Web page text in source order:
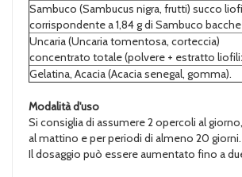
Sambuco (Sambucus nigra, frutti) succo
corrispondente a 1,84 g di Sambuco
Uncaria (Uncaria tomentosa, corteccia)
concentrato totale (polvere + estratto
Gelatina, Acacia (Acacia senegal, gomma).
Modalità d'uso
Si consiglia di assumere 2 opercoli al
al mattino e per periodi di almeno 20 giorni.
Il dosaggio può essere aumentato fino a